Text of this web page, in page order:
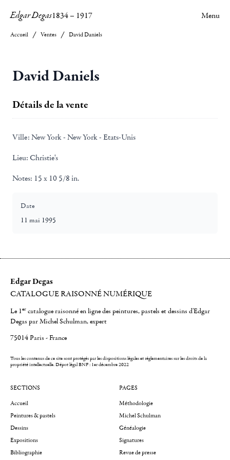
Edgar Degas1834– 1917 Menu
Accueil Ventes David Daniels
David Daniels
Détails de la vente
Ville: New York - New York - Etats-Unis
Lieu: Christie's
Notes: 15 x 10 5/8 in.
Date
11 mai 1995
Edgar Degas
CATALOGUE RAISONNÉ NUMÉRIQUE
Le 1er catalogue raisonné en ligne des peintures, pastels et dessins d'Edgar
Degas par Michel Schulman, expert
75014 Paris - France
Tous les contenus de ce site sont protégés par les dispositions légales et réglementaires sur les droits de la
propriété intellectuelle.Dépot légal BNF : 1er décembre 2022
SECTIONS
Accueil
Peintures & pastels
Dessins
Expositions
Bibliographie
PAGES
Méthodologie
Michel Schulman
Généalogie
Signatures
Revue de presse